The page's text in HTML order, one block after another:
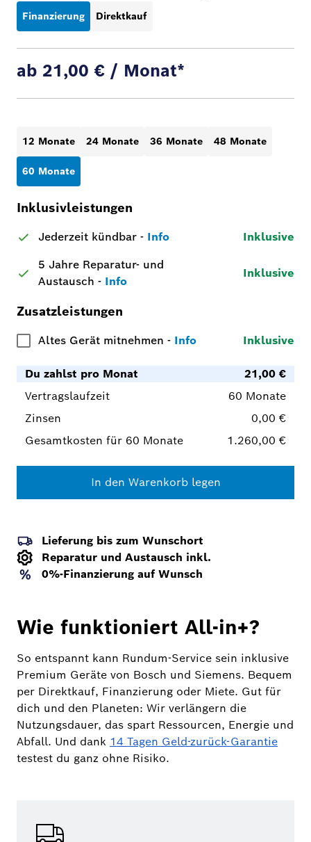
Finanzierung Direktkauf
ab 21,00 € / Monat*
12 Monate 24 Monate 36 Monate 48 Monate
60 Monate
Inklusivleistungen
Jederzeit kündbar- Info
Inklusive
5 Jahre Reparatur- und
Austausch - Info
Inklusive
Zusatzleistungen
Altes Gerät mitnehmen - Info Inklusive
Du zahlst pro Monat
21,00 €
Vertragslaufzeit
60 Monate
Zinsen
0,00 €
Gesamtkosten für 60 Monate
1.260,00 €
In den Warenkorb legen
Lieferung bis zum Wunschort
Reparatur und Austausch inkl.
0%-Finanzierung auf Wunsch
Wie funktioniert All-in+?
So entspannt kann Rundum-Service sein inklusive
Premium Geräte von Bosch und Siemens. Bequem
per Direktkauf, Finanzierung oder Miete. Gut für
dich und den Planeten: Wir verlängern die
Nutzungsdauer, das spart Ressourcen, Energie und
Abfall. Und dank 14 Tagen Geld-zurück-Garantie
testest du ganz ohne Risiko.